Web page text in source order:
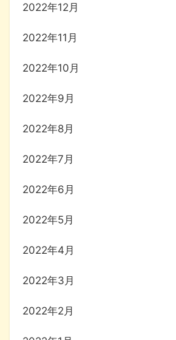
2022年12月
2022年11月
2022年10月
2022年9月
2022年8月
2022年7月
2022年6月
2022年5月
2022年4月
2022年3月
2022年2月